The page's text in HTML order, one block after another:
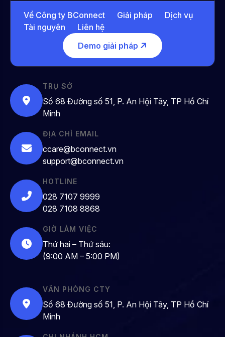
Về Công ty BConnect Giải pháp
Dịch vụ
Tài nguyên
Liên hệ
Demo giải pháp
TRỤ SỞ
Số 68 Đường số 51, P. An Hội Tây, TP Hồ Chí
Minh
ĐỊA CHỈ EMAIL
ccare@bconnect.vn
support@bconnect.vn
HOTLINE
028 7107 9999
028 7108 8868
GIỜ LÀM VIỆC
Thứ hai – Thứ sáu:
(9:00 AM – 5:00 PM)
VĂN PHÒNG CTY
Số 68 Đường số 51, P. An Hội Tây, TP Hồ Chí
Minh